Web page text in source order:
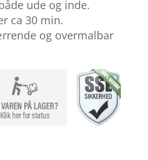
ude og inde.
ca 30 min.
og overmalbar